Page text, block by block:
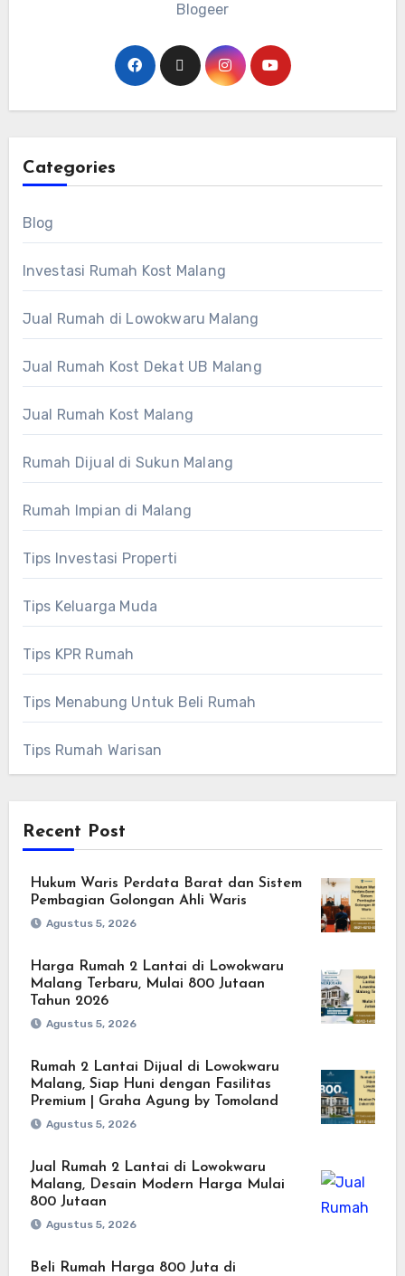
Blogeer
Categories
Blog
Investasi Rumah Kost Malang
Jual Rumah di Lowokwaru Malang
Jual Rumah Kost Dekat UB Malang
Jual Rumah Kost Malang
Rumah Dijual di Sukun Malang
Rumah Impian di Malang
Tips Investasi Properti
Tips Keluarga Muda
Tips KPR Rumah
Tips Menabung Untuk Beli Rumah
Tips Rumah Warisan
Recent Post
Hukum Waris Perdata Barat dan Sistem
Pembagian Golongan Ahli Waris
Agustus 5, 2026
Harga Rumah 2 Lantai di Lowokwaru
Malang Terbaru, Mulai 800 Jutaan
Tahun 2026
Agustus 5, 2026
Rumah 2 Lantai Dijual di Lowokwaru
Malang, Siap Huni dengan Fasilitas
Premium | Graha Agung by Tomoland
Agustus 5, 2026
Jual Rumah 2 Lantai di Lowokwaru
Malang, Desain Modern Harga Mulai
800 Jutaan
Agustus 5, 2026
Beli Rumah Harga 800 Juta di